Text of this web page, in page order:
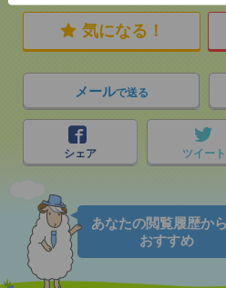
気になる！
メールで送る
シェア ツイート
あなたの閲覧履歴か
おすすめ